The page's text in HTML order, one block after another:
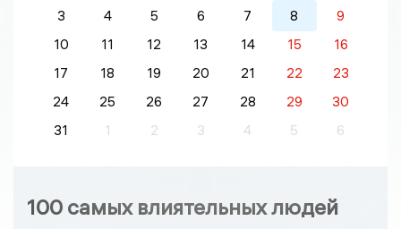
3
4 5 6 7 8
9
10
11 12 13 14 15
16
17
18 19 20 21 22
23
24
25 26 27 28 29
30
31
1 2 3 4 5 6
100 самых влиятельных людей